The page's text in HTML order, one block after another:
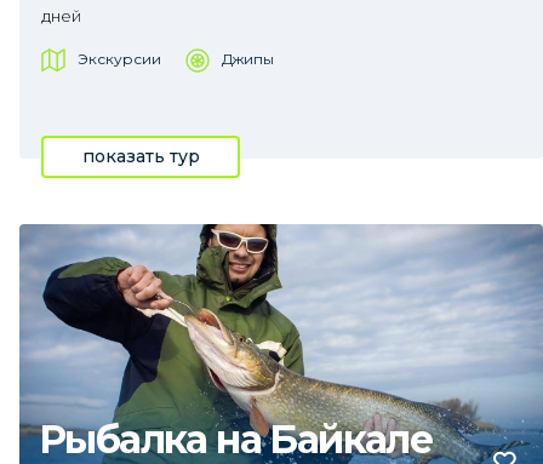
дней
Экскурсии Джипы
показать тур
Рыбалка на Байкале